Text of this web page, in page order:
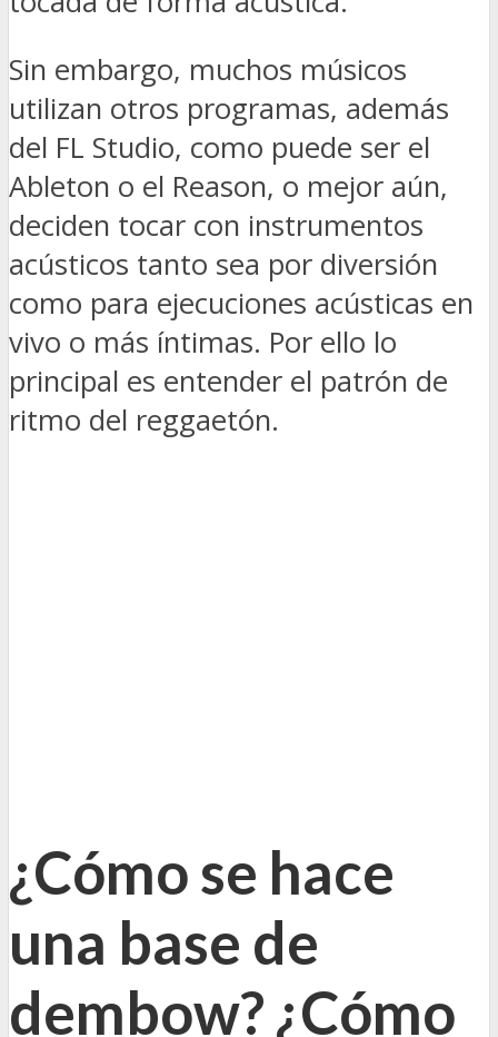
Sin embargo, muchos músicos
utilizan otros programas, además
del FL Studio, como puede ser el
Ableton o el Reason, o mejor aún,
deciden tocar con instrumentos
acústicos tanto sea por diversión
como para ejecuciones acústicas en
vivo o más íntimas. Por ello lo
principal es entender el patrón de
ritmo del reggaetón.
¿Cómo se hace
una base de
dembow? ¿Cómo